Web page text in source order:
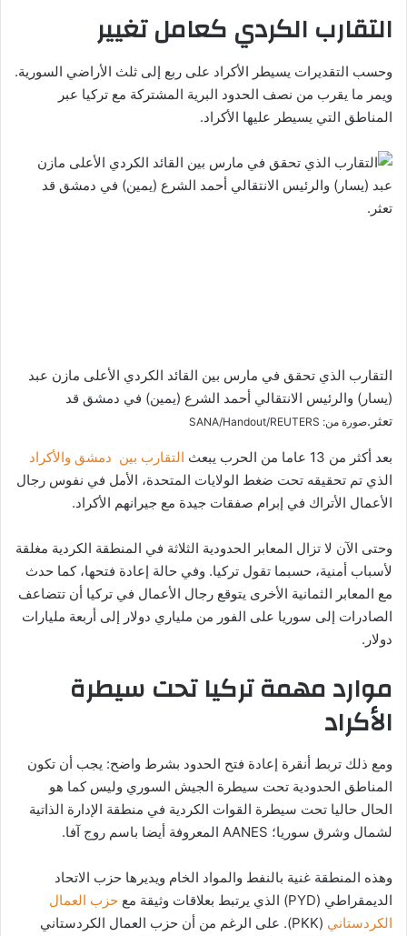
التقارب الكردي كعامل تغيير
وحسب التقديرات يسيطر الأكراد على ربع إلى ثلث الأراضي السورية.
ويمر ما يقرب من نصف الحدود البرية المشتركة مع تركيا عبر
المناطق التي يسيطر عليها الأكراد.
التقارب الذي تحقق في مارس بين القائد الكردي الأعلى مازن عبد
(يسار) والرئيس الانتقالي أحمد الشرع (يمين) في دمشق قد
تعثر.صورة من: SANA/Handout/REUTERS
بعد أكثر من 13 عاما من الحرب يبعث
التقارب بين دمشق والأكراد
الذي تم تحقيقه تحت ضغط الولايات المتحدة، الأمل في نفوس رجال
الأعمال الأتراك في إبرام صفقات جيدة مع جيرانهم الأكراد.
وحتى الآن لا تزال المعابر الحدودية الثلاثة في المنطقة الكردية مغلقة
لأسباب أمنية، حسبما تقول تركيا. وفي حالة إعادة فتحها، كما حدث
مع المعابر الثمانية الأخرى يتوقع رجال الأعمال في تركيا أن تتضاعف
الصادرات إلى سوريا على الفور من ملياري دولار إلى أربعة مليارات
دولار.
موارد مهمة تركيا تحت سيطرة
الأكراد
ومع ذلك تربط أنقرة إعادة فتح الحدود بشرط واضح: يجب أن تكون
المناطق الحدودية تحت سيطرة الجيش السوري وليس كما هو
الحال حاليا تحت سيطرة القوات الكردية في منطقة الإدارة الذاتية
لشمال وشرق سوريا؛ AANES المعروفة أيضا باسم روج آفا.
وهذه المنطقة غنية بالنفط والمواد الخام ويديرها حزب الاتحاد
الديمقراطي (PYD) الذي يرتبط بعلاقات وثيقة مع
حزب العمال
الكردستاني
(PKK). على الرغم من أن حزب العمال الكردستاني